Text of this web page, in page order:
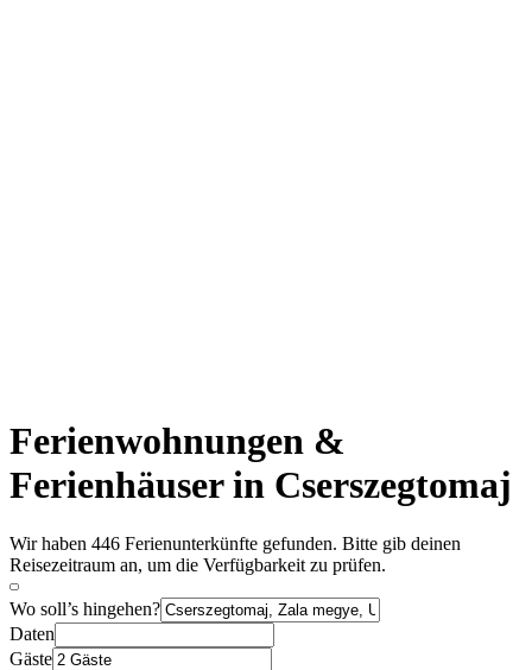
Ferienwohnungen &
Ferienhäuser in Cserszegtomaj
Wir haben 446 Ferienunterkünfte gefunden. Bitte gib deinen
Reisezeitraum an, um die Verfügbarkeit zu prüfen.
Wo soll’s hingehen?
Daten
Gäste